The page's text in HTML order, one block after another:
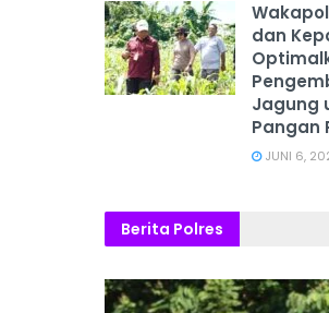
dan
Jagung
Pangan
JUNI 6,
Berita Polres